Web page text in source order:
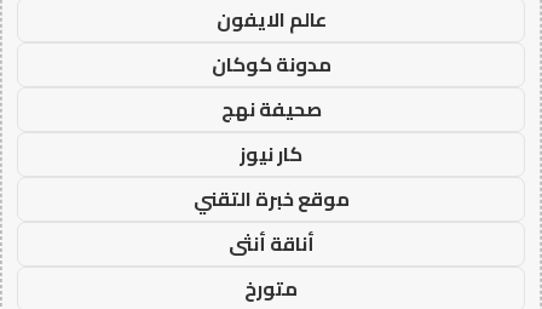
عالم الايفون
مدونة كوكان
صحيفة نهج
كار نيوز
موقع خبرة التقني
أناقة أنثى
متورخ